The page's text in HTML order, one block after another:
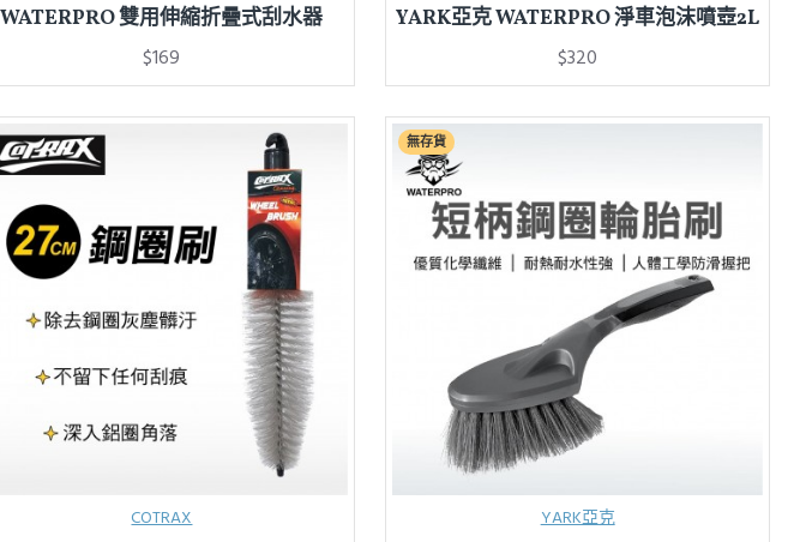
WATERPRO 雙用伸縮折疊式刮水器
$169
YARK亞克 WATERPRO 淨車泡沫噴壺2L
$320
COTRAX
無存貨
YARK亞克